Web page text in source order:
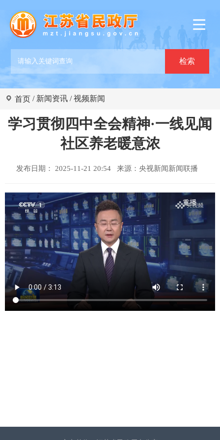
首页 / 新闻资讯 /视频新闻
学习贯彻四中全会精神·一线见闻
社区养老暖意浓
发布日期： 2025-11-21 20:54 来源： 央视新闻新闻联播